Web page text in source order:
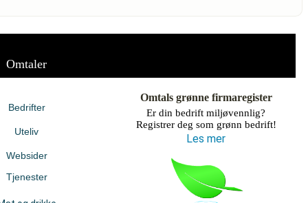
Omtaler
Bedrifter
Uteliv
Websider
Tjenester
Omtals grønne firmaregister
Er din bedrift miljøvennlig?
Registrer deg som grønn bedrift!
Les mer